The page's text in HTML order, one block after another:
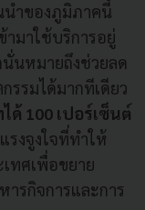
ำของภูมิภาคนี้
ามาใช้บริการอยู่
นหมายถึงช่วยลด
รมได้มากทีเดียว
ด้ 100 เปอร์เซ็นต์
รงจูงใจที่ทำให้
ทศเพื่อขยาย
ารกิจการและการ